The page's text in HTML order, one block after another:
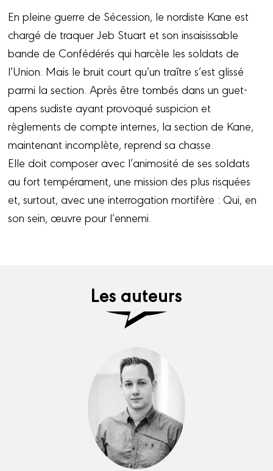
En pleine guerre de Sécession, le nordiste Kane est
chargé de traquer Jeb Stuart et son insaisissable
bande de Confédérés qui harcèle les soldats de
l’Union. Mais le bruit court qu’un traître s’est glissé
parmi la section. Après être tombés dans un guet-
apens sudiste ayant provoqué suspicion et
règlements de compte internes, la section de Kane,
maintenant incomplète, reprend sa chasse.
Elle doit composer avec l’animosité de ses soldats
au fort tempérament, une mission des plus risquées
et, surtout, avec une interrogation mortifère : Qui, en
son sein, œuvre pour l’ennemi.
Les auteurs